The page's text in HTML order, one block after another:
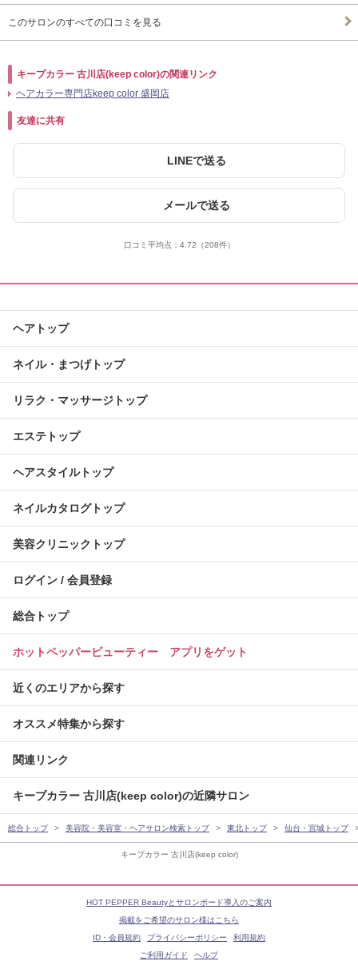
キープカラー 古川店(keep color)
このサロンのすべての口コミを見る
キープカラー 古川店(keep color)の関連リンク
ヘアカラー専門店keep color 盛岡店
友達に共有
LINEで送る
メールで送る
口コミ平均点： 4.72 （208件）
ヘアトップ
ネイル・まつげトップ
リラク・マッサージトップ
エステトップ
ヘアスタイルトップ
ネイルカタログトップ
美容クリニックトップ
ログイン / 会員登録
総合トップ
ホットペッパービューティー アプリをゲット
近くのエリアから探す
オススメ特集から探す
関連リンク
キープカラー 古川店(keep color)の近隣サロン
総合トップ 美容院・美容室・ヘアサロン検索トップ 東北トップ 仙台・宮城トップ
HOT PEPPER Beautyとサロンボード導入のご案内
掲載をご希望のサロン様はこちら
ID・会員規約
プライバシーポリシー
利用規約
ご利用ガイド
ヘルプ